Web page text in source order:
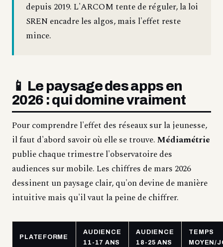
depuis 2019. L'ARCOM tente de réguler, la loi
SREN encadre les algos, mais l'effet reste
mince.
📱 Le paysage des apps en
2026 : qui domine vraiment
Pour comprendre l'effet des réseaux sur la jeunesse,
il faut d'abord savoir où elle se trouve.Médiamétrie
publie chaque trimestre l'observatoire des
audiences sur mobile. Les chiffres de mars 2026
dessinent un paysage clair, qu'on devine de manière
intuitive mais qu'il vaut la peine de chiffrer.
PLATEFORME
AUDIENCE
11-17 ANS
AUDIENCE
18-25 ANS
TEMPS
MOYEN/